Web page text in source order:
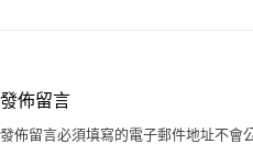
發佈留言
發佈留言必須填寫的電子郵件地址不會